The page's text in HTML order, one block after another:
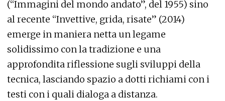
(“Immagini del mondo andato”, del 1955) sino
al recente “Invettive, grida, risate” (2014)
emerge in maniera netta un legame
solidissimo con la tradizione e una
approfondita riflessione sugli sviluppi della
tecnica, lasciando spazio a dotti richiami con i
testi con i quali dialoga a distanza.